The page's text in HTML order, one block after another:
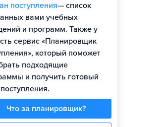
поступления— список
вами учебных
и программ. Также у
сервис «Планировщик
который поможет
подходящие
и получить готовый
Что за планировщик?